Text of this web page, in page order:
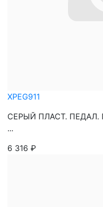
XPEG911
СЕРЫЙ ПЛАСТ. ПЕДАЛ.
...
6 316 ₽